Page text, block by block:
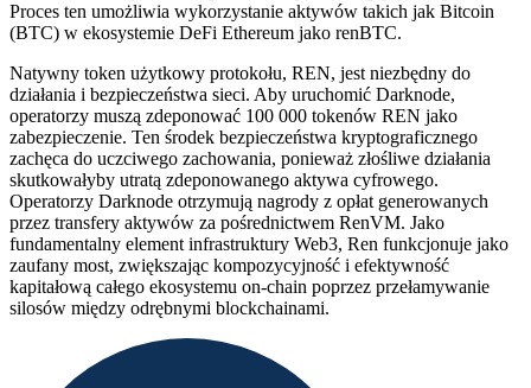
Proces ten umożliwia wykorzystanie aktywów takich jak Bitcoin
(BTC) w ekosystemie DeFi Ethereum jako renBTC.
Natywny token użytkowy protokołu, REN, jest niezbędny do
działania i bezpieczeństwa sieci. Aby uruchomić Darknode,
operatorzy muszą zdeponować 100 000 tokenów REN jako
zabezpieczenie. Ten środek bezpieczeństwa kryptograficznego
zachęca do uczciwego zachowania, ponieważ złośliwe działania
skutkowałyby utratą zdeponowanego aktywa cyfrowego.
Operatorzy Darknode otrzymują nagrody z opłat generowanych
przez transfery aktywów za pośrednictwem RenVM. Jako
fundamentalny element infrastruktury Web3, Ren funkcjonuje jako
zaufany most, zwiększając kompozycyjność i efektywność
kapitałową całego ekosystemu on-chain poprzez przełamywanie
silosów między odrębnymi blockchainami.